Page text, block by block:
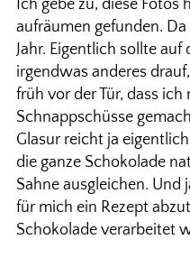
Ich gebe zu, diese
aufräumen gefunden.
Jahr. Eigentlich sollte
irgendwas anderes
früh vor der Tür, dass
Schnappschüsse
Glasur reicht ja
die ganze Schokolade
Sahne ausgleichen. Und
für mich ein Rezept
Schokolade verarbeitet